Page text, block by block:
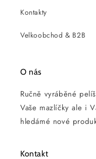
Kontakty
Velkoobchod & B2B
O nás
Ručně vyráběné
Vaše mazlíčky ale i
hledámé nové
Kontakt